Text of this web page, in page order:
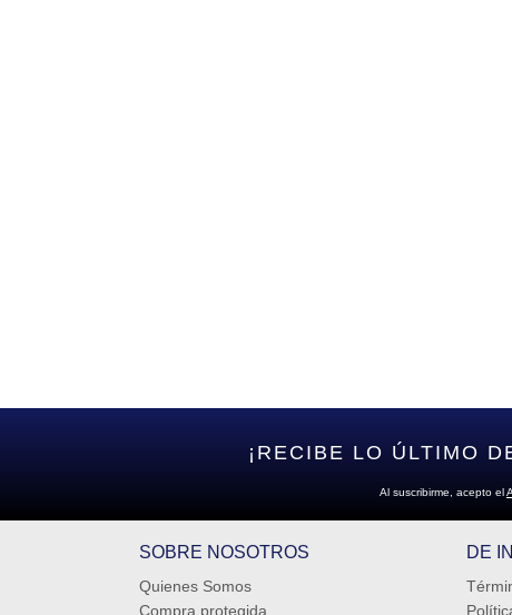
¡RECIBE LO ÚLTIMO
Al suscribirme, acepto el
SOBRE NOSOTROS
Quienes Somos
Compra protegida
DE